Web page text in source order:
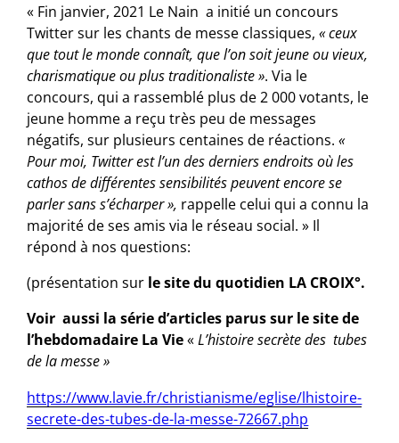
« Fin janvier, 2021 Le Nain a initié un concours
Twitter sur les chants de messe classiques,« ceux
que tout le monde connaît, que l’on soit jeune ou vieux,
charismatique ou plus traditionaliste ». Via le
concours, qui a rassemblé plus de 2 000 votants, le
jeune homme a reçu très peu de messages
négatifs, sur plusieurs centaines de réac­tions.«
Pour moi, Twitter est l’un des derniers endroits où les
cathos de différentes sensibilités peuvent encore se
parler sans s’écharper », rappelle celui qui a connu la
majorité de ses amis via le réseau social. » Il
répond à nos questions:
(présentation sur le site du quotidien LA CROIX°.
Voir aussi la série d’articles parus sur le site de
l’hebdomadaire La Vie«L’histoire secrète des tubes
de la messe »
https://www.lavie.fr/christianisme/eglise/lhistoire-
secrete-des-tubes-de-la-messe-72667.php